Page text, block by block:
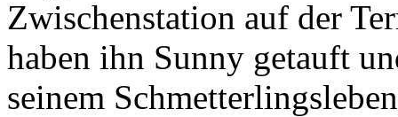
Zwischenstation auf der
haben ihn Sunny getauft
seinem